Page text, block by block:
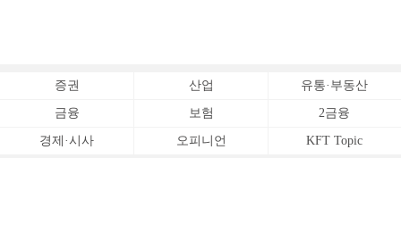
증권 산업 유통·부동산
금융 보험 2금융
경제·시사 오피니언 KFT Topic